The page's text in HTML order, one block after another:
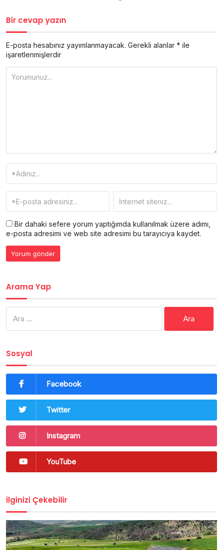
Bir cevap yazın
E-posta hesabınız yayımlanmayacak. Gerekli alanlar * ile
işaretlenmişlerdir
Bir dahaki sefere yorum yaptığımda kullanılmak üzere adımı,
e-posta adresimi ve web site adresimi bu tarayıcıya kaydet.
Arama Yap
Sosyal
Facebook
Twitter
Instagram
YouTube
İlginizi Çekebilir